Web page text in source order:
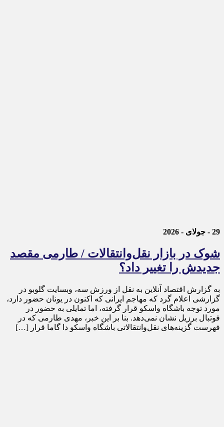
29 - جولای - 2026
شوک در بازار نقل‌وانتقالات / طارمی مقصد
جدیدش را تغییر داد؟
به گزارش اقتصاد آنلاین به نقل از ورزش سه، وبسایت گلوبو در
گزارشی اعلام گرد که مهاجم ایرانی که اکنون در یونان حضور دارد،
مورد توجه باشگاه واسکو قرار گرفته، اما تمایلی به حضور در
فوتبال برزیل نشان نمی‌دهد. بنا بر این خبر، مهدی طارمی که در
فهرست گزینه‌های نقل‌وانتقالاتی باشگاه واسکو دا گاما قرار […]